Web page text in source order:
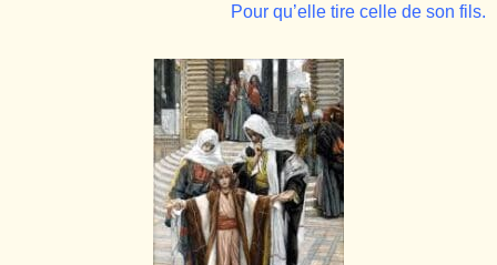
Pour qu’elle tire celle de son fils.